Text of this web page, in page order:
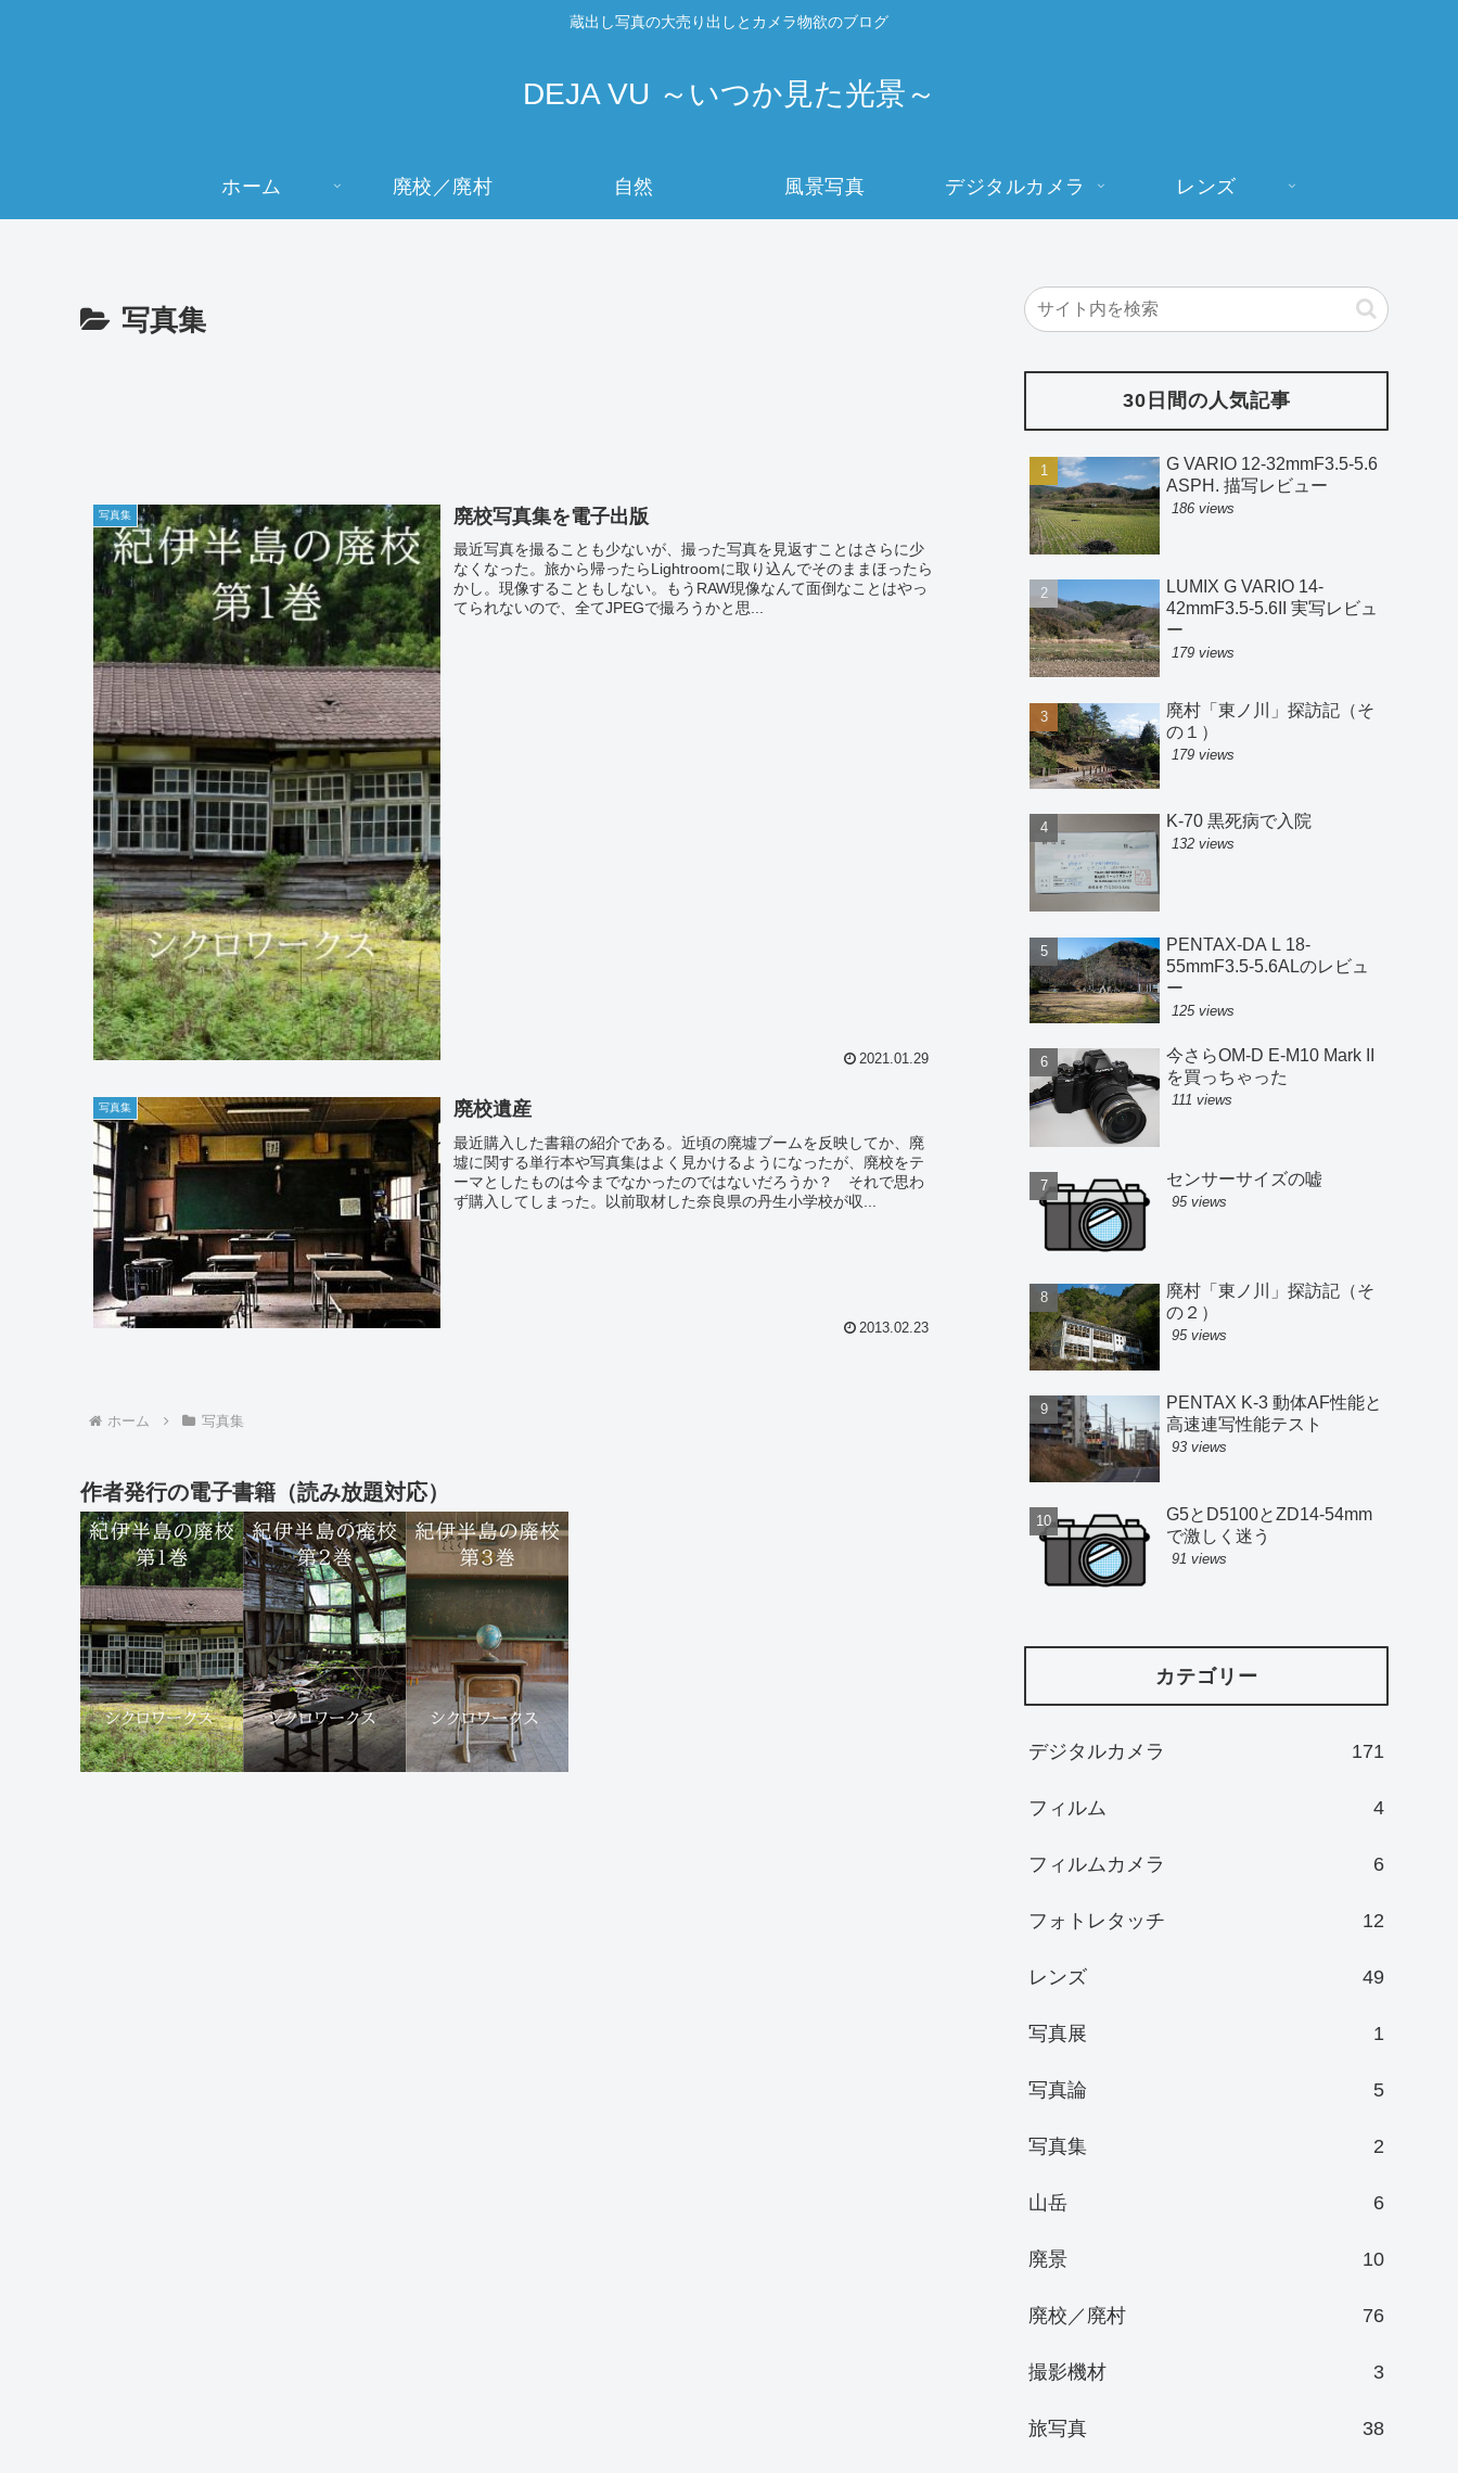
蔵出し写真の大売り出しとカメラ物欲のブログ
DEJA VU ～いつか見た光景～
ホーム 廃校／廃村 自然 風景写真 デジタルカメラ レンズ
写真集
写真集 廃校写真集を電子出版
最近写真を撮ることも少ないが、撮った写真を見返すことはさらに少
なくなった。旅から帰ったらLightroomに取り込んでそのままほったら
かし。現像することもしない。もうRAW現像なんて面倒なことはやっ
てられないので、全てJPEGで撮ろうかと思...
2021.01.29
写真集 廃校遺産
最近購入した書籍の紹介である。近頃の廃墟ブームを反映してか、廃
墟に関する単行本や写真集はよく見かけるようになったが、廃校をテ
ーマとしたものは今までなかったのではないだろうか？ それで思わ
ず購入してしまった。以前取材した奈良県の丹生小学校が収...
2013.02.23
ホーム 写真集
作者発行の電子書籍（読み放題対応）
30日間の人気記事
G VARIO 12-32mmF3.5-5.6
ASPH. 描写レビュー
186 views
LUMIX G VARIO 14-
42mmF3.5-5.6II 実写レビュ
ー
179 views
廃村「東ノ川」探訪記（そ
の１）
179 views
K-70 黒死病で入院
132 views
PENTAX-DA L 18-
55mmF3.5-5.6ALのレビュ
ー
125 views
今さらOM-D E-M10 Mark II
を買っちゃった
111 views
センサーサイズの嘘
95 views
廃村「東ノ川」探訪記（そ
の２）
95 views
PENTAX K-3 動体AF性能と
高速連写性能テスト
93 views
G5とD5100とZD14-54mm
で激しく迷う
91 views
カテゴリー
デジタルカメラ 171
フィルム 4
フィルムカメラ 6
フォトレタッチ 12
レンズ 49
写真展 1
写真論 5
写真集 2
山岳 6
廃景 10
廃校／廃村 76
撮影機材 3
旅写真 38